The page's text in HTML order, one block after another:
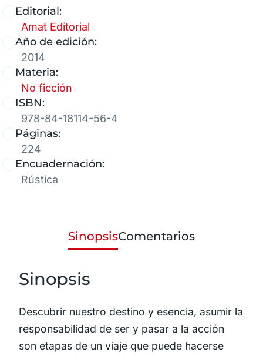
Editorial:
Amat Editorial
Año de edición:
2014
Materia:
No ficción
ISBN:
978-84-18114-56-4
Páginas:
224
Encuadernación:
Rústica
SinopsisComentarios
Sinopsis
Descubrir nuestro destino y esencia, asumir la
responsabilidad de ser y pasar a la acción
son etapas de un viaje que puede hacerse